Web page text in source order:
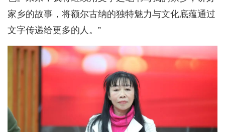
家乡的故事，将额尔古纳的独特魅力与文化底蕴通过
文字传递给更多的人。”